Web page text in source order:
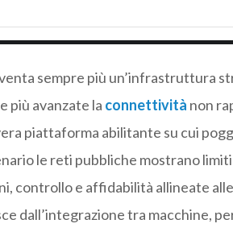
sempre più un’infrastruttura
più avanzate la connettività non
piattaforma abilitante su cui
le reti pubbliche mostrano
controllo e affidabilità allineate
dall’integrazione tra macchine,